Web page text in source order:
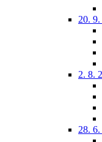
20.
2. 8.
28.